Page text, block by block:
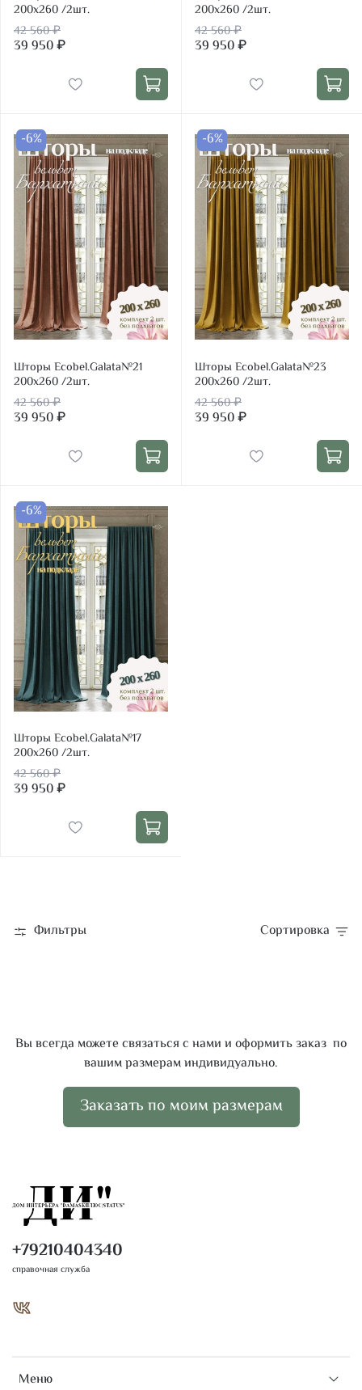
200х260 /2шт.
42 560 ₽
39 950 ₽
200х260 /2шт.
42 560 ₽
39 950 ₽
-6%
Шторы Ecobel.Galata№21
200х260 /2шт.
42 560 ₽
39 950 ₽
-6%
Шторы Ecobel.Galata№23
200х260 /2шт.
42 560 ₽
39 950 ₽
-6%
Шторы Ecobel.Galata№17
200х260 /2шт.
42 560 ₽
39 950 ₽
Фильтры Сортировка
Вы всегда можете связаться с нами и оформить заказ по
вашим размерам индивидуально.
Заказать по моим размерам
Меню
+79210404340
справочная служба